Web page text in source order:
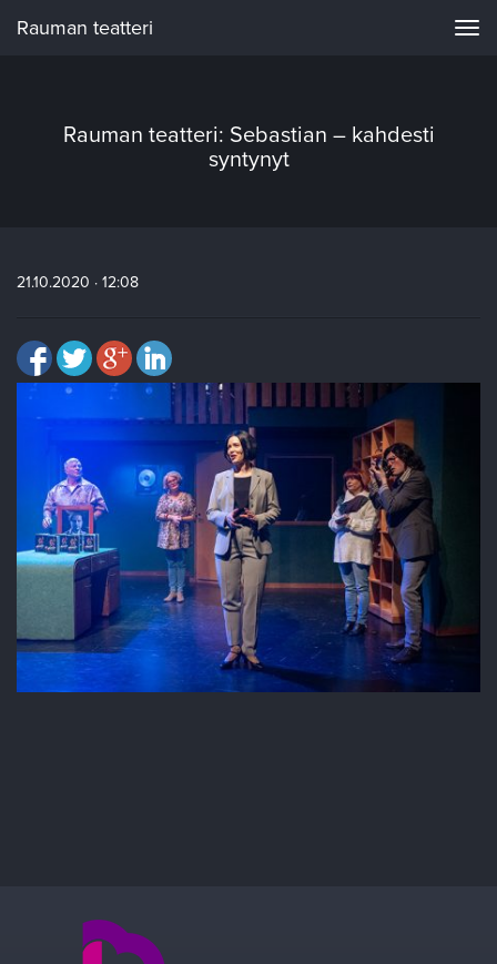
Rauman teatteri
Rauman teatteri: Sebastian – kahdesti
syntynyt
21.10.2020 · 12:08